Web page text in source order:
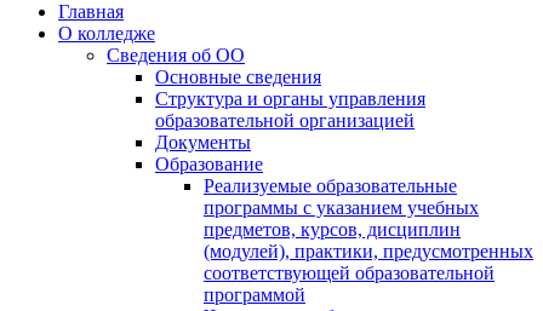
Главная
О колледже
Сведения об ОО
Основные сведения
Структура и органы управления
образовательной организацией
Документы
Образование
Реализуемые образовательные
программы с указанием учебных
предметов, курсов, дисциплин
(модулей), практики, предусмотренных
соответствующей образовательной
программой